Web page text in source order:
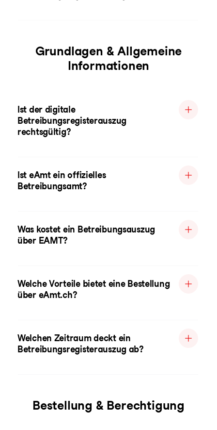
Grundlagen & Allgemeine
Informationen
Ist der digitale
Betreibungsregisterauszug
rechtsgültig?
Ist eAmt ein offizielles
Betreibungsamt?
Was kostet ein Betreibungsauszug
über EAMT?
Welche Vorteile bietet eine Bestellung
über eAmt.ch?
Welchen Zeitraum deckt ein
Betreibungsregisterauszug ab?
Bestellung & Berechtigung